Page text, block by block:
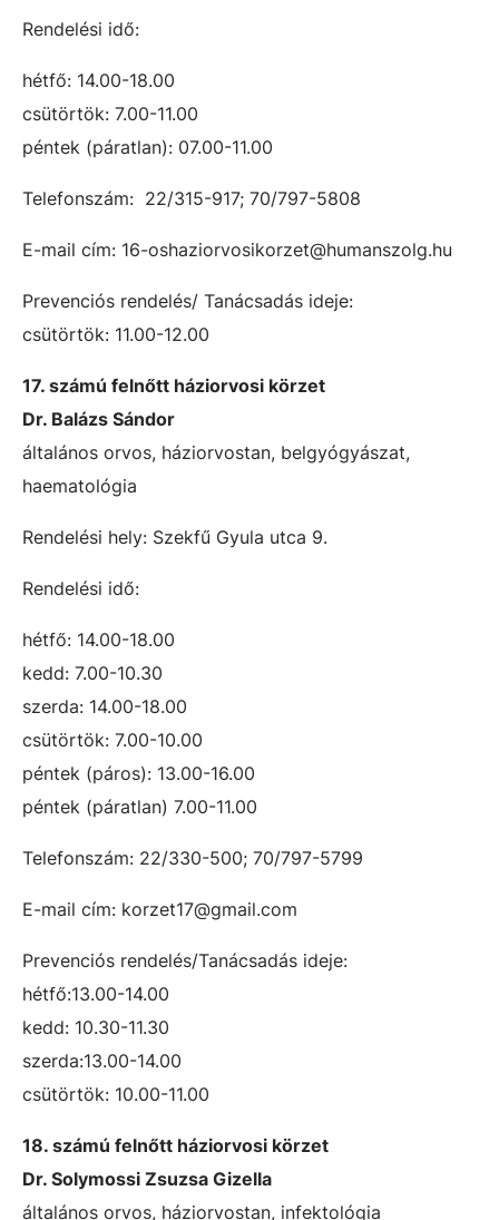
Rendelési idő:
hétfő: 14.00-18.00
csütörtök: 7.00-11.00
péntek (páratlan): 07.00-11.00
Telefonszám: 22/315-917; 70/797-5808
E-mail cím: 16-oshaziorvosikorzet@humanszolg.hu
Prevenciós rendelés/ Tanácsadás ideje:
csütörtök: 11.00-12.00
17. számú felnőtt háziorvosi körzet
Dr. Balázs Sándor
általános orvos, háziorvostan, belgyógyászat,
haematológia
Rendelési hely: Szekfű Gyula utca 9.
Rendelési idő:
hétfő: 14.00-18.00
kedd: 7.00-10.30
szerda: 14.00-18.00
csütörtök: 7.00-10.00
péntek (páros): 13.00-16.00
péntek (páratlan) 7.00-11.00
Telefonszám: 22/330-500; 70/797-5799
E-mail cím: korzet17@gmail.com
Prevenciós rendelés/Tanácsadás ideje:
hétfő:13.00-14.00
kedd: 10.30-11.30
szerda:13.00-14.00
csütörtök: 10.00-11.00
18. számú felnőtt háziorvosi körzet
Dr. Solymossi Zsuzsa Gizella
általános orvos, háziorvostan, infektológia